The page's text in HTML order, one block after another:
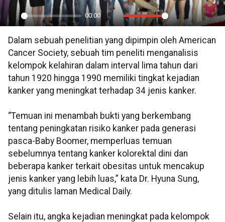
Play
00:00
Mute Settings
PIP
Dalam sebuah penelitian yang dipimpin oleh American
Cancer Society, sebuah tim peneliti menganalisis
kelompok kelahiran dalam interval lima tahun dari
tahun 1920 hingga 1990 memiliki tingkat kejadian
kanker yang meningkat terhadap 34 jenis kanker.
“Temuan ini menambah bukti yang berkembang
tentang peningkatan risiko kanker pada generasi
pasca-Baby Boomer, memperluas temuan
sebelumnya tentang kanker kolorektal dini dan
beberapa kanker terkait obesitas untuk mencakup
jenis kanker yang lebih luas,” kata Dr. Hyuna Sung,
yang ditulis laman Medical Daily.
Selain itu, angka kejadian meningkat pada kelompok